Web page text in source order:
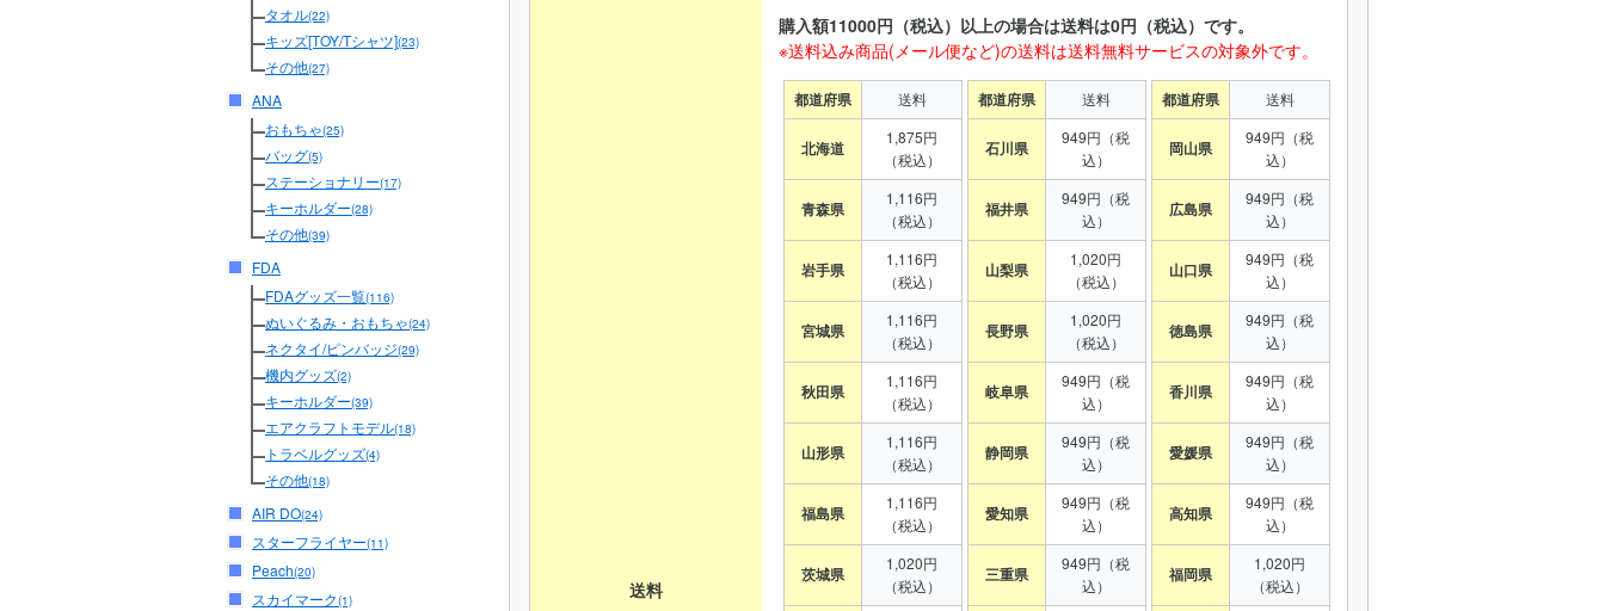
タオル(22)
キッズ[TOY/Tシャツ](23)
その他(27)
ANA
おもちゃ(25)
バッグ(5)
ステーショナリー(17)
キーホルダー(28)
その他(39)
FDA
FDAグッズ一覧(116)
ぬいぐるみ・おもちゃ(24)
ネクタイ/ピンバッジ(29)
機内グッズ(2)
キーホルダー(39)
エアクラフトモデル(18)
トラベルグッズ(4)
その他(18)
AIR DO(24)
スターフライヤー(11)
Peach(20)
スカイマーク(1) 送料
購入額11000円（税込）以上の場合は送料は0円（税込）です。
※送料込み商品(メール便など)の送料は送料無料サービスの対象外です。
都道府県 送料
北海道
1,875円
（税込）
青森県
1,116円
（税込）
岩手県
1,116円
（税込）
宮城県
1,116円
（税込）
秋田県
1,116円
（税込）
山形県
1,116円
（税込）
福島県
1,116円
（税込）
茨城県
1,020円
（税込）
都道府県 送料
石川県
949円（税
込）
福井県
949円（税
込）
山梨県
1,020円
（税込）
長野県
1,020円
（税込）
岐阜県
949円（税
込）
静岡県
949円（税
込）
愛知県
949円（税
込）
三重県
949円（税
込）
都道府県 送料
岡山県
949円（税
込）
広島県
949円（税
込）
山口県
949円（税
込）
徳島県
949円（税
込）
香川県
949円（税
込）
愛媛県
949円（税
込）
高知県
949円（税
込）
福岡県
1,020円
（税込）